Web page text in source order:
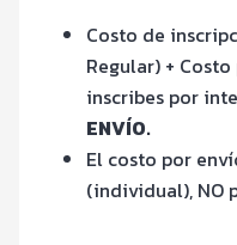
Costo de
Regular) +
inscribes por
ENVÍO.
El costo por
(individual), NO